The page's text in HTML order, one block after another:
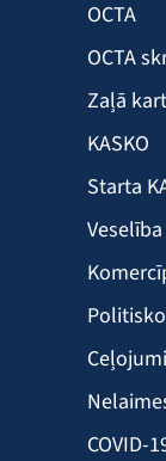
OCTA
OCTA
Zaļā
KASKO
Starta
Veselība
Ceļojumi
COVID-